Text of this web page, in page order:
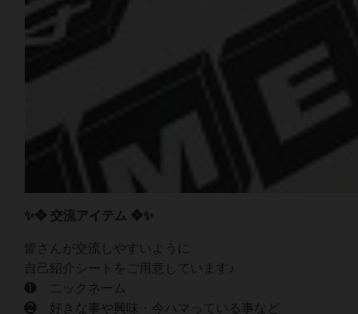
✨❖ 交流アイテム ❖✨
皆さんが交流しやすいように
自己紹介シートをご用意しています♪
❶ ニックネーム
❷ 好きな事や興味・今ハマっている事など